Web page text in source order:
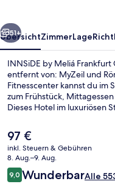
Weiter
51+
ÜbersichtZimmerLage
INNSiDE by Meliá
entfernt von: MyZeil und
Fitnesscenter kannst du im
zum Frühstück,
Dieses Hotel im luxuriösen
öffentlichen Verkehrsmittel
entfernt: Zur
Ostbahnhof/
Straßenbahnhaltestelle
Der
aktuelle
Preis
beträgt
97 €.
97 €
inkl. Steuern & Gebühren
8. Aug.–9. Aug.
Bewertungen
9,09,0 von 10.
WunderbarAlle